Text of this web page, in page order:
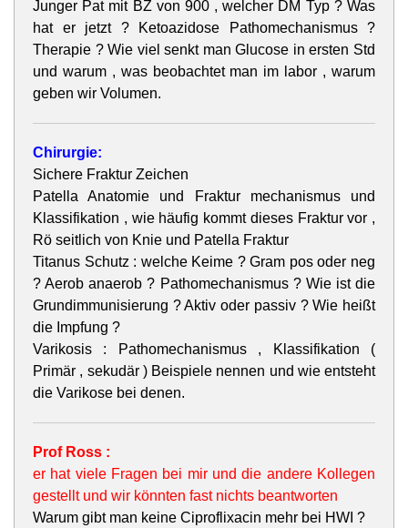
Junger Pat mit BZ von 900 , welcher DM Typ ? Was
hat er jetzt ? Ketoazidose Pathomechanismus ?
Therapie ? Wie viel senkt man Glucose in ersten Std
und warum , was beobachtet man im labor , warum
geben wir Volumen.
Chirurgie:
Sichere Fraktur Zeichen
Patella Anatomie und Fraktur mechanismus und
Klassifikation , wie häufig kommt dieses Fraktur vor ,
Rö seitlich von Knie und Patella Fraktur
Titanus Schutz : welche Keime ? Gram pos oder neg
? Aerob anaerob ? Pathomechanismus ? Wie ist die
Grundimmunisierung ? Aktiv oder passiv ? Wie heißt
die Impfung ?
Varikosis : Pathomechanismus , Klassifikation (
Primär , sekudär ) Beispiele nennen und wie entsteht
die Varikose bei denen.
Prof Ross :
er hat viele Fragen bei mir und die andere Kollegen
gestellt und wir könnten fast nichts beantworten
Warum gibt man keine Ciproflixacin mehr bei HWI ?